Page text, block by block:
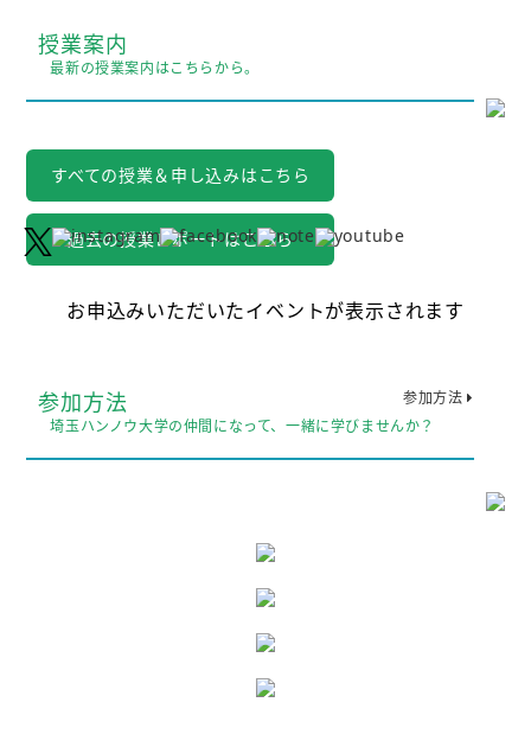
授業案内
最新の授業案内はこちらから。
すべての授業＆申し込みはこちら
過去の授業レポートはこちら
お申込みいただいたイベントが表示されます
参加方法
埼玉ハンノウ大学の仲間になって、一緒に学びませんか？
参加方法